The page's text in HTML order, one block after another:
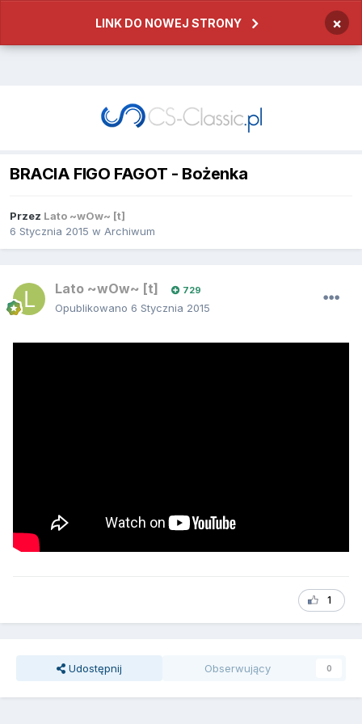
LINK DO NOWEJ STRONY ×
BRACIA FIGO FAGOT - Bożenka
Przez Lato ~wOw~ [t]
6 Stycznia 2015 w Archiwum
Lato ~wOw~ [t] 729
Opublikowano 6 Stycznia 2015
1
Udostępnij Obserwujący 0